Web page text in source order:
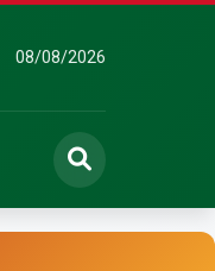
08/08/2026